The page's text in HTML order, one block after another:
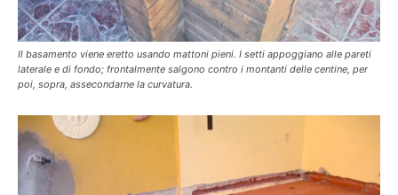
Il basamento viene eretto usando mattoni pieni. I setti appoggiano alle pareti
laterale e di fondo; frontalmente salgono contro i montanti delle centine, per
poi, sopra, assecondarne la curvatura.